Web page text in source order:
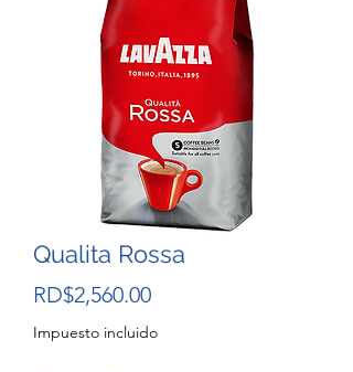
Qualita Rossa
RD$2,560.00Precio
Impuesto incluido